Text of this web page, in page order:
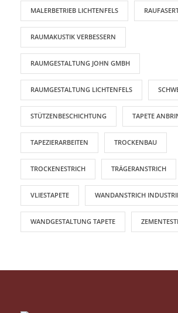
MALERBETRIEB LICHTENFELS
RAUMAKUSTIK VERBESSERN
RAUMGESTALTUNG JOHN GMBH
RAUMGESTALTUNG LICHTENFELS
STÜTZENBESCHICHTUNG TAPETE
TAPEZIERARBEITEN TROCKENBAU
TROCKENESTRICH TRÄGERANSTRICH
VLIESTAPETE WANDANSTRICH
WANDGESTALTUNG TAPETE